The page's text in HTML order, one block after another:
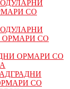
СО
ОРМАРИ СО
ОРМАРИ СО
СО